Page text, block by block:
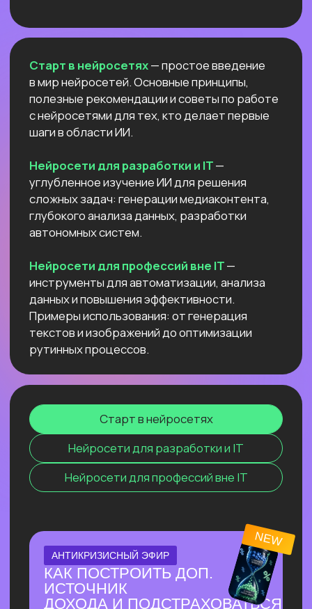
АНТИКРИЗИСНЫЙ ЭФИР
ИСТОЧНИК
ДОХОДА И ПОДСТРАХОВАТЬСЯ
ПОКА РЫНОК ТРУДА
ЛИХОРАДИТ?
Расскажем все про дорогой фриланс
в 2026 и раскроем данные нашего
большого исследования!
Узнать подробнее
РОССИЙСКИЕ НЕЙРОСЕТИ:
ЛУЧШИЕ ОБНОВЛЕНИЯ
И НОВЫЕ ВОЗМОЖНОСТИ
Разберёмновые впечатляющие
прямо на своём
компьютере
и не переживать
о безопасности данных и плохом
интернете
Узнать подробнее
ПО СОЗДАНИЮ
ВИЗУАЛЬНОГО КОНТЕНТА С
⚡ За один эфир соберем пакет
визуального контента с 0, без бюджета
и команды.
⚡ На практике разберём, как быстро
генерировать визуал под свои задачи с
помощью Перплексити и других
нейросетей.
Узнать подробнее
НОВЫЙ ПРАКТИКУМ
ПО КИТАЙСКИМ
НЕЙРОСЕТЯМ
Покажем лучшие модели, которые
обходят лидеров рынка
Узнать подробнее
NEW